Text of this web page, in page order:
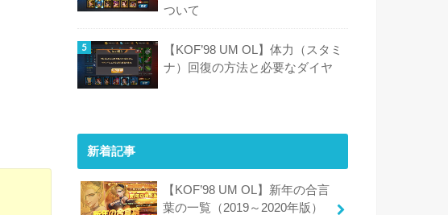
ついて
【KOF’98 UM OL】体力（スタミ
ナ）回復の方法と必要なダイヤ
新着記事
【KOF’98 UM OL】新年の合言
葉の一覧（2019～2020年版）